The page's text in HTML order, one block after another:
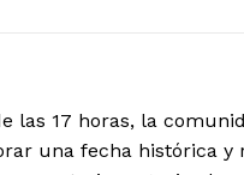
las 17 horas, la
una fecha histórica